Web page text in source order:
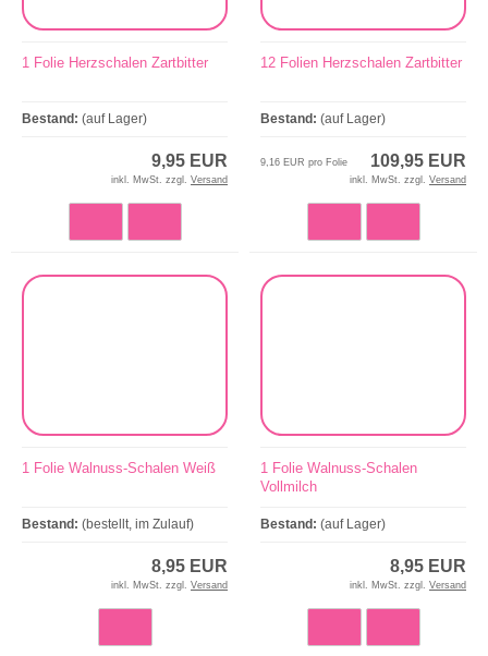
1 Folie Herzschalen Zartbitter
Bestand: (auf Lager)
9,95 EUR
inkl. MwSt. zzgl. Versand
12 Folien Herzschalen Zartbitter
Bestand: (auf Lager)
109,95 EUR
9,16 EUR pro Folie
inkl. MwSt. zzgl. Versand
1 Folie Walnuss-Schalen Weiß
Bestand: (bestellt, im Zulauf)
8,95 EUR
inkl. MwSt. zzgl. Versand
1 Folie Walnuss-Schalen
Vollmilch
Bestand: (auf Lager)
8,95 EUR
inkl. MwSt. zzgl. Versand